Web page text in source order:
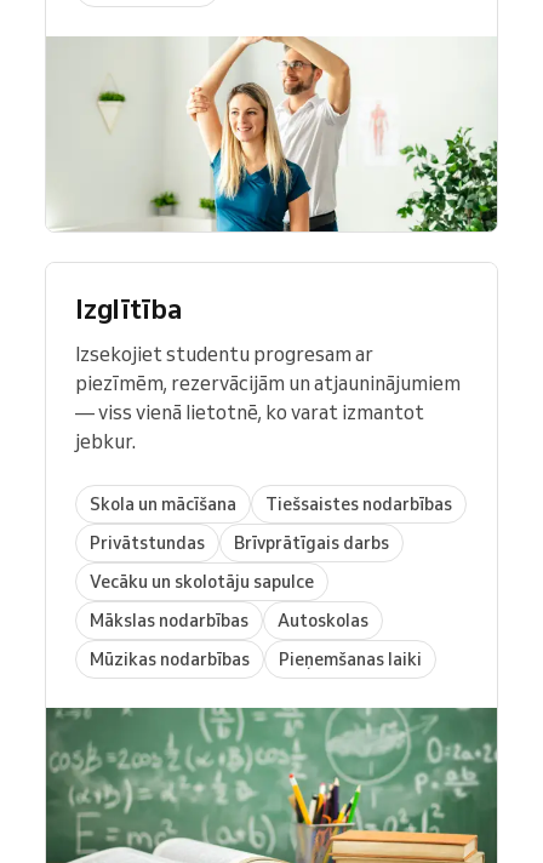
Izglītība
Izsekojiet studentu progresam ar
piezīmēm, rezervācijām un atjauninājumiem
— viss vienā lietotnē, ko varat izmantot
jebkur.
Skola un mācīšana
Tiešsaistes nodarbības
Privātstundas
Brīvprātīgais darbs
Vecāku un skolotāju sapulce
Mākslas nodarbības
Autoskolas
Mūzikas nodarbības
Pieņemšanas laiki